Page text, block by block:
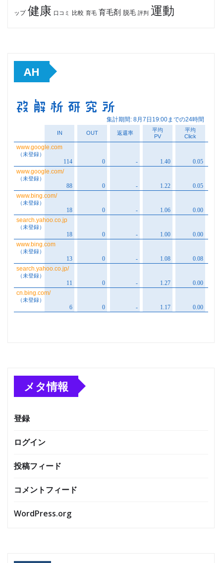
ップ 健康 口コミ 比較 育毛 育毛剤 脱毛 評判 運動
AH
メタ情報
登録
ログイン
投稿フィード
コメントフィード
WordPress.org